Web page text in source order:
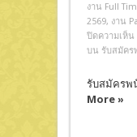
งาน Full
2569, งาน
ปิดความเห็น
บน รับสมัคร
รับสมัครพ
More »